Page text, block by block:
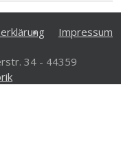
Impressum
34 - 44359